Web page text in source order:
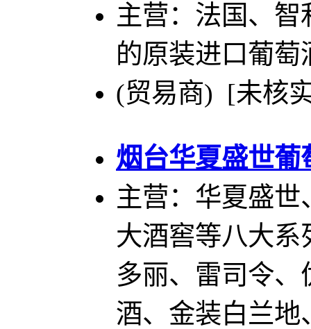
主营：法国、
的原装进口葡
(贸易商) [未核
烟台华夏盛世葡
主营：华夏盛
大酒窖等八大
多丽、雷司令
酒、金装白兰地